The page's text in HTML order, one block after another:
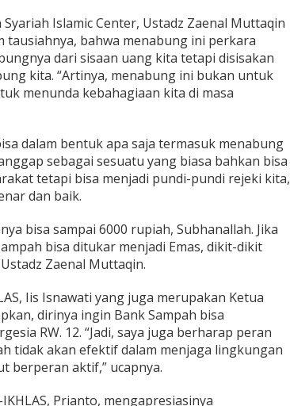
Islamic Center, Ustadz Zaenal Muttaqin
tausiahnya, bahwa menabung ini perkara
dari sisaan uang kita tetapi disisakan
kita. “Artinya, menabung ini bukan untuk
menunda kebahagiaan kita di masa
dalam bentuk apa saja termasuk menabung
sebagai sesuatu yang biasa bahkan bisa
tetapi bisa menjadi pundi-pundi rejeki kita,
dan baik.
bisa sampai 6000 rupiah, Subhanallah. Jika
bisa ditukar menjadi Emas, dikit-dikit
Zaenal Muttaqin.
Iis Isnawati yang juga merupakan Ketua
dirinya ingin Bank Sampah bisa
RW. 12. “Jadi, saya juga berharap peran
tidak akan efektif dalam menjaga lingkungan
berperan aktif,” ucapnya.
Prianto, mengapresiasinya